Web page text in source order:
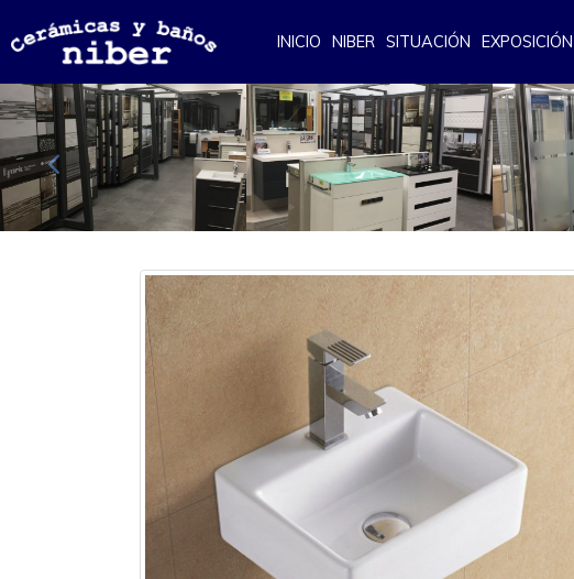
INICIO NIBER SITUACIÓN EXPOSICIÓN
Anterior